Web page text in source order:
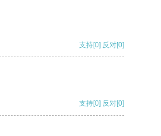
支持[0] 反对[0]
支持[0] 反对[0]